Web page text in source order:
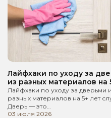
Лайфхаки по уходу за
из разных материалов на
службы
Лайфхаки по уходу за дверьми
разных материалов на 5+ лет
Дверь — это…
03 июля 2026